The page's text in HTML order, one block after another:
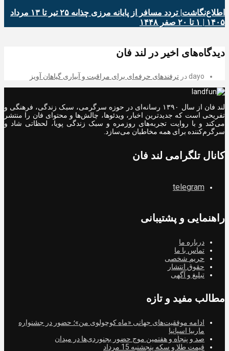
اطلاع‌نگاشت| تردد مسافر از پایانه‌ مرزی چذابه ۲۵ تیر تا ۱۳ مرداد
۱۴۰۵ | ۱ تا ۲۰ صفر ۱۴۴۸
دیدگاه‌های اخیر در لند فان
dayo در ترفندهای حرفه‌ای برای مراقبت و آبیاری گیاهان آویز
لند فان از سال ۱۳۹۰ رسانه‌ای در حوزه سرگرمی، سبک زندگی، فرهنگی و
تفریحی است که جدیدترین اخبار، ویدئوها، چالش‌ها و محتوای فان را منتشر
می‌کند و با روایت تجربه‌های روزمره و سبک زندگی پویا، لحظاتی شاد و
سرگرم‌کننده برای همه مخاطبان می‌سازد.
کانال تلگرامی لند فان
telegram
راهنمایی و پشتیبانی
درباره ما
تماس با ما
حریم شخصی
حقوق انتشار
تبلیغ و آگهی
مطالب مفید و تازه
ادامه موفقیت‌های جهانی «ماه کوچولوی من»؛ حضور در جشنواره
ماربیا اسپانیا
صد و پنجاه و هفتمین موج حضور بجنوردی‌ها در میدان
قیمت طلا و سکه پنجشنبه 15 مرداد